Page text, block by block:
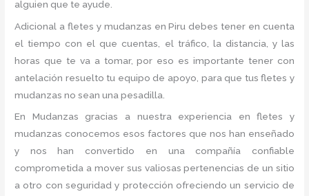
alguien que te ayude.
Adicional a fletes y mudanzas en Piru debes tener en cuenta
el tiempo con el que cuentas, el tráfico, la distancia, y las
horas que te va a tomar, por eso es importante tener con
antelación resuelto tu equipo de apoyo, para que tus fletes y
mudanzas no sean una pesadilla.
En Mudanzas gracias a nuestra experiencia en fletes y
mudanzas conocemos esos factores que nos han enseñado
y nos han convertido en una compañía confiable
comprometida a mover sus valiosas pertenencias de un sitio
a otro con seguridad y protección ofreciendo un servicio de